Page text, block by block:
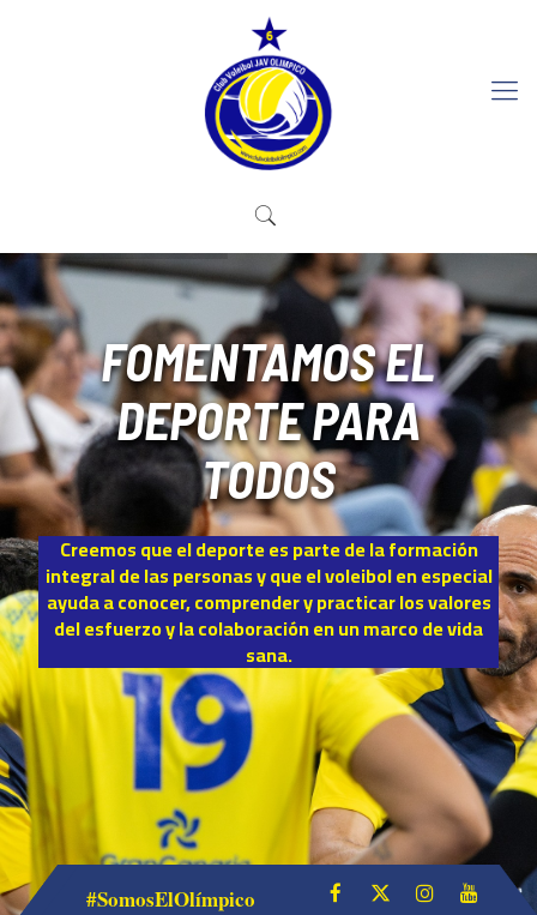
#SomosElOlímpico
FOMENTAMOS EL
DEPORTE PARA
TODOS
Creemos que el deporte es parte de la formación
integral de las personas y que el voleibol en especial
ayuda a conocer, comprender y practicar los valores
del esfuerzo y la colaboración en un marco de vida
sana.